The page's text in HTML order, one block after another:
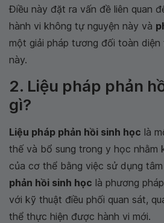
Điều này đặt ra vấn đề liên quan
hành vi không tự nguyện này và
một giải pháp tương đối toàn diện
này.
2. Liệu pháp phản
gì?
Liệu pháp phản hồi sinh học là
thế và bổ sung trong y học nhằm
của cơ thể bằng việc sử dụng
phản hồi sinh học là phương
với kỹ thuật điều phối quan sát,
thể thực hiện được hành vi mới.